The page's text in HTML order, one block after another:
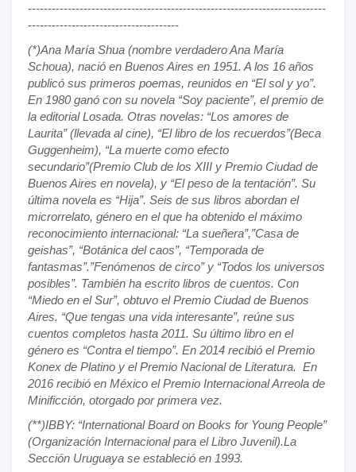
---------------------------------------------------------------------------
--------------------------------------
(*)Ana María Shua (nombre verdadero Ana María
Schoua), nació en Buenos Aires en 1951. A los 16 años
publicó sus primeros poemas, reunidos en “El sol y yo”.
En 1980 ganó con su novela “Soy paciente”, el premio de
la editorial Losada. Otras novelas: “Los amores de
Laurita” (llevada al cine), “El libro de los recuerdos”(Beca
Guggenheim), “La muerte como efecto
secundario”(Premio Club de los XIII y Premio Ciudad de
Buenos Aires en novela), y “El peso de la tentación”. Su
última novela es “Hija”. Seis de sus libros abordan el
microrrelato, género en el que ha obtenido el máximo
reconocimiento internacional: “La sueñera”,”Casa de
geishas”, “Botánica del caos”, “Temporada de
fantasmas”.”Fenómenos de circo” y “Todos los universos
posibles”. También ha escrito libros de cuentos. Con
“Miedo en el Sur”, obtuvo el Premio Ciudad de Buenos
Aires. “Que tengas una vida interesante”, reúne sus
cuentos completos hasta 2011. Su último libro en el
género es “Contra el tiempo”. En 2014 recibió el Premio
Konex de Platino y el Premio Nacional de Literatura. En
2016 recibió en México el Premio Internacional Arreola de
Minificción, otorgado por primera vez.
(**)IBBY: “International Board on Books for Young People”
(Organización Internacional para el Libro Juvenil).La
Sección Uruguaya se estableció en 1993.